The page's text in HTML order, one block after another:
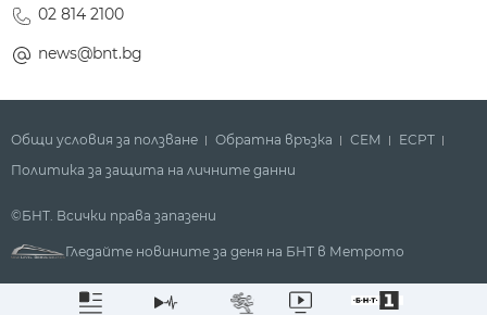
02 814 2100
news@bnt.bg
Общи условия за ползване Обратна връзка СЕМ
ECPT
Политика за защита на личните данни
©БНТ. Всички права запазени
Гледайте новините за деня на БНТ в Метрото